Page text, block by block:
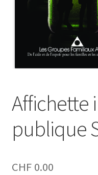
Affichette
publique
CHF0.00